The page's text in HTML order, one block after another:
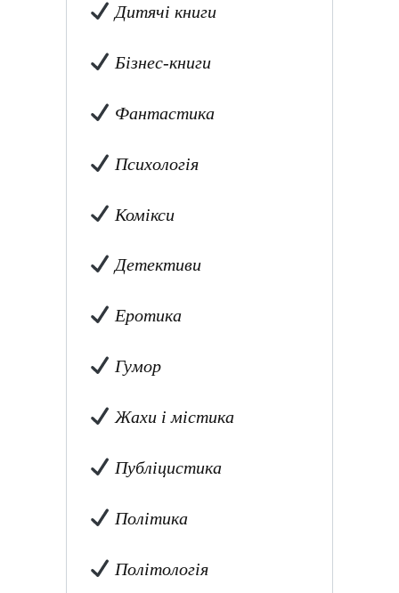
Дитячі книги
Бізнес-книги
Фантастика
Психологія
Комікси
Детективи
Еротика
Гумор
Жахи і містика
Публіцистика
Політика
Політологія